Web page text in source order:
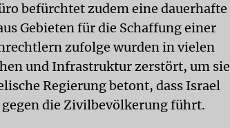
befürchtet zudem eine dauerhafte
Gebieten für die Schaffung einer
zufolge wurden in vielen
und Infrastruktur zerstört, um sie
Regierung betont, dass Israel
die Zivilbevölkerung führt.